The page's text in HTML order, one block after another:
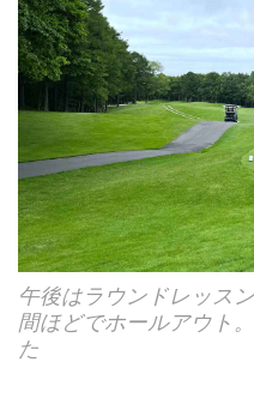
午後はラウンドレッス
間ほどでホールアウト
た